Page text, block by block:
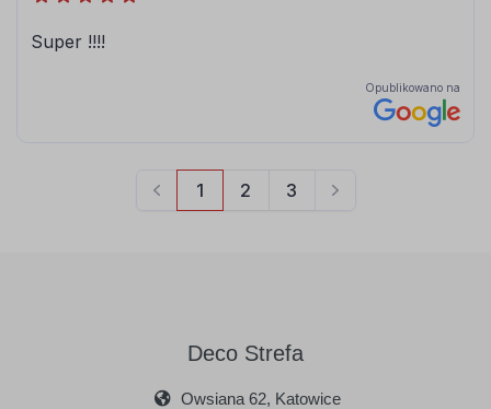
Deco Strefa
Owsiana 62, Katowice